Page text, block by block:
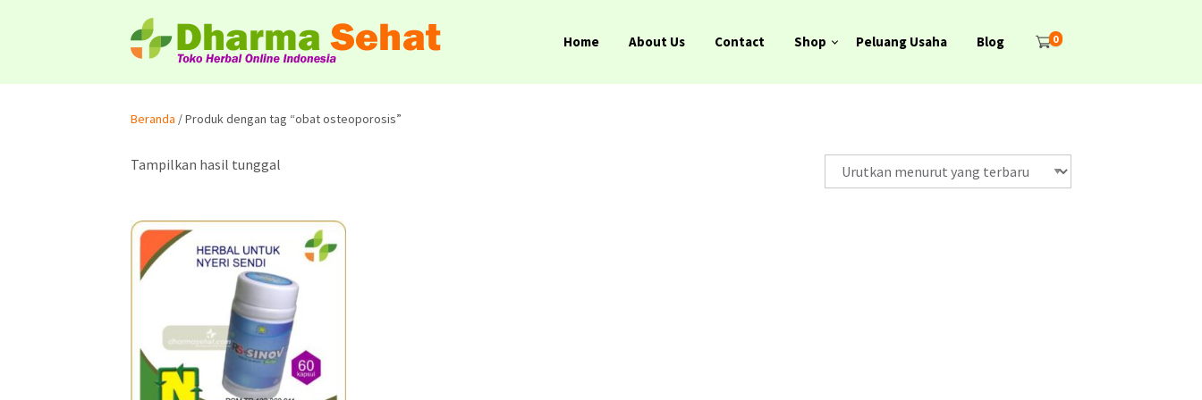
Home About Us Contact Shop Peluang Usaha Blog 0
Beranda / Produk dengan tag “obat osteoporosis”
Tampilkan hasil tunggal